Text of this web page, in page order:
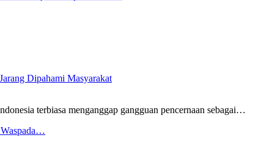
Dipahami Masyarakat
terbiasa menganggap gangguan pencernaan sebagai…